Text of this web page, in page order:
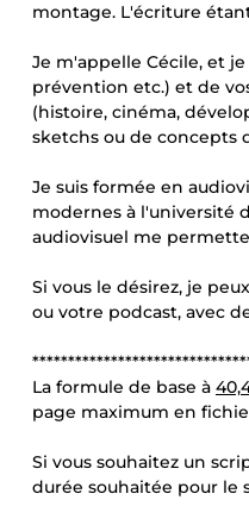
montage. L'écriture
Je m'appelle Cécile, et
prévention etc.) et de
(histoire, cinéma,
sketchs ou de concepts
Je suis formée en
modernes à l'université
audiovisuel me
Si vous le désirez, je
ou votre podcast, avec
La formule de base à
page maximum en
Si vous souhaitez un
durée souhaitée pour le